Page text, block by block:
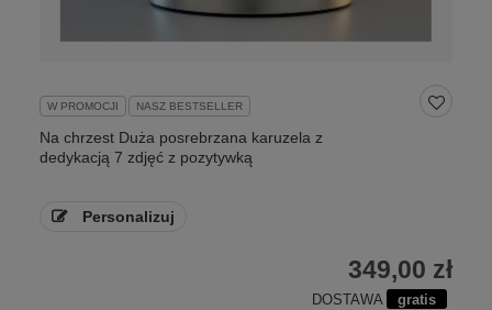
W PROMOCJI NASZ BESTSELLER
Na chrzest Duża posrebrzana karuzela z
dedykacją 7 zdjęć z pozytywką
Personalizuj
349,00 zł
DOSTAWA gratis